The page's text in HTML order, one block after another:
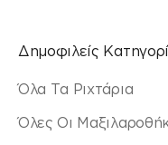
Δημοφιλείς
Όλα Τα Ριχτάρια
Όλες Οι